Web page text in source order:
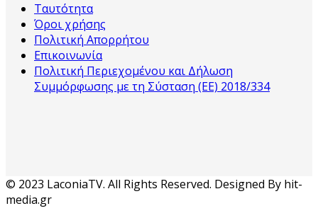
Ταυτότητα
Όροι χρήσης
Πολιτική Απορρήτου
Επικοινωνία
Πολιτική Περιεχομένου και Δήλωση
Συμμόρφωσης με τη Σύσταση (ΕΕ) 2018/334
© 2023 LaconiaTV. All Rights Reserved. Designed By hit-
media.gr